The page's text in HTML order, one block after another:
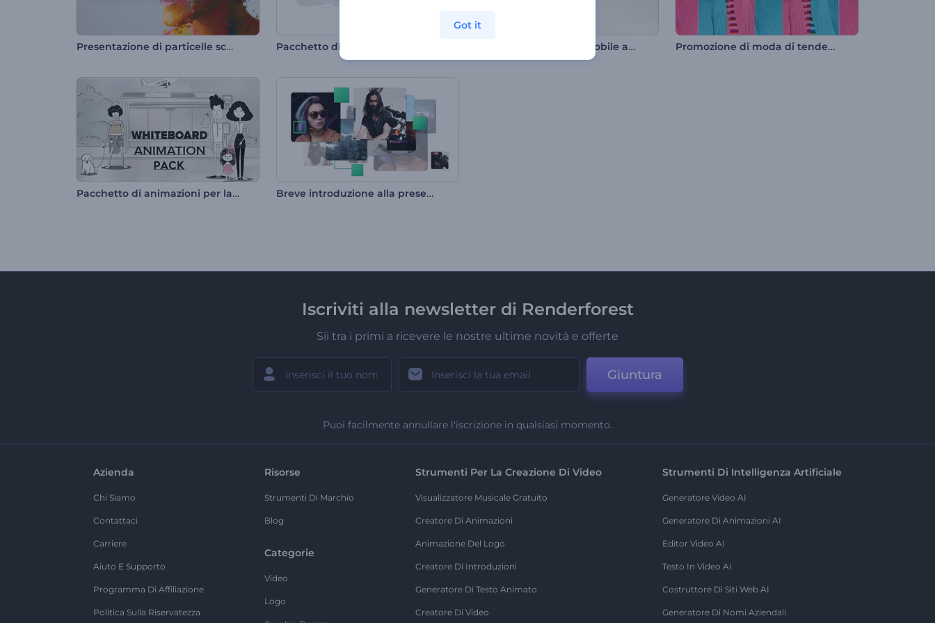
Presentazione di particelle schizzi Promozione dell'app mobile avanzata Promozione di moda di tendenza
Pacchetto di animazioni per lavagna bianca Breve introduzione alla presentazione
Iscriviti alla newsletter di Renderforest
Sii tra i primi a ricevere le nostre ultime novità e offerte
Giuntura
Puoi facilmente annullare l'iscrizione in qualsiasi momento.
Azienda
Chi Siamo
Contattaci
Carriere
Aiuto E Supporto
Programma Di Affiliazione
Politica Sulla Riservatezza
Risorse
Strumenti Di Marchio
Blog
Categorie
Video
Logo
Strumenti Per La Creazione Di Video
Visualizzatore Musicale Gratuito
Creatore Di Animazioni
Animazione Del Logo
Creatore Di Introduzioni
Generatore Di Testo Animato
Creatore Di Video
Strumenti Di Intelligenza Artificiale
Generatore Video AI
Generatore Di Animazioni AI
Editor Video AI
Testo In Video AI
Costruttore Di Siti Web AI
Generatore Di Nomi Aziendali
Got it